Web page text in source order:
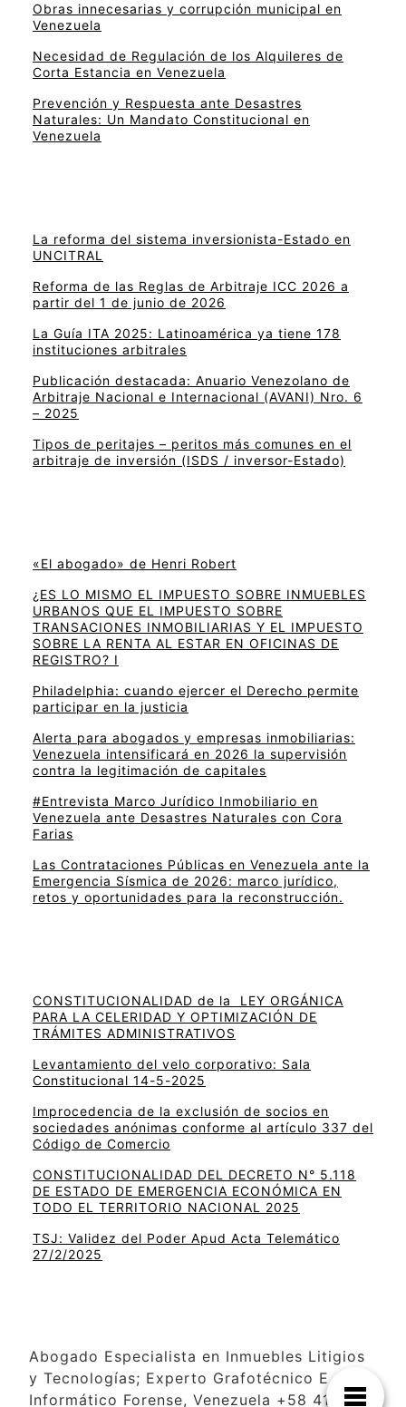
Obras innecesarias y corrupción municipal en
Venezuela
Necesidad de Regulación de los Alquileres de
Corta Estancia en Venezuela
Prevención y Respuesta ante Desastres
Naturales: Un Mandato Constitucional en
Venezuela
La reforma del sistema inversionista-Estado en
UNCITRAL
Reforma de las Reglas de Arbitraje ICC 2026 a
partir del 1 de junio de 2026
La Guía ITA 2025: Latinoamérica ya tiene 178
instituciones arbitrales
Publicación destacada: Anuario Venezolano de
Arbitraje Nacional e Internacional (AVANI) Nro. 6
– 2025
Tipos de peritajes – peritos más comunes en el
arbitraje de inversión (ISDS / inversor-Estado)
«El abogado» de Henri Robert
¿ES LO MISMO EL IMPUESTO SOBRE INMUEBLES
URBANOS QUE EL IMPUESTO SOBRE
TRANSACIONES INMOBILIARIAS Y EL IMPUESTO
SOBRE LA RENTA AL ESTAR EN OFICINAS DE
REGISTRO? I
Philadelphia: cuando ejercer el Derecho permite
participar en la justicia
Alerta para abogados y empresas inmobiliarias:
Venezuela intensificará en 2026 la supervisión
contra la legitimación de capitales
#Entrevista Marco Jurídico Inmobiliario en
Venezuela ante Desastres Naturales con Cora
Farias
Las Contrataciones Públicas en Venezuela ante la
Emergencia Sísmica de 2026: marco jurídico,
retos y oportunidades para la reconstrucción.
CONSTITUCIONALIDAD de la LEY ORGÁNICA
PARA LA CELERIDAD Y OPTIMIZACIÓN DE
TRÁMITES ADMINISTRATIVOS
Levantamiento del velo corporativo: Sala
Constitucional 14-5-2025
Improcedencia de la exclusión de socios en
sociedades anónimas conforme al artículo 337 del
Código de Comercio
CONSTITUCIONALIDAD DEL DECRETO N° 5.118
DE ESTADO DE EMERGENCIA ECONÓMICA EN
TODO EL TERRITORIO NACIONAL 2025
TSJ: Validez del Poder Apud Acta Telemático
27/2/2025
Abogado Especialista en Inmuebles Litigios
y Tecnologías; Experto Grafotécnico E
Informático Forense, Venezuela +58 414-